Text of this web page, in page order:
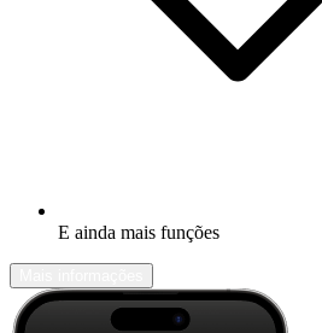
E ainda mais funções